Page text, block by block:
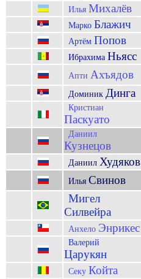
Илья Михалёв
Марко Блажич
Артём Попов
Ибрахима Ньясс
Апти Ахъядов
Доминик Динга
Кристиан
Паскуато
Даниил
Кузнецов
Даниил Худяков
Илья Свинов
Мигел
Силвейра
Анхело Энрикес
Валерий
Царукян
Секу Койта